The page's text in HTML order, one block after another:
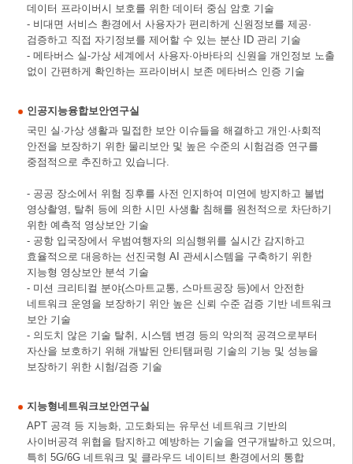
데이터 프라이버시 보호를 위한 데이터 중심 암호 기술
- 비대면 서비스 환경에서 사용자가 편리하게 신원정보를 제공·
검증하고 직접 자기정보를 제어할 수 있는 분산 ID 관리 기술
- 메타버스 실-가상 세계에서 사용자·아바타의 신원을 개인정보 노출
없이 간편하게 확인하는 프라이버시 보존 메타버스 인증 기술
인공지능융합보안연구실
국민 실·가상 생활과 밀접한 보안 이슈들을 해결하고 개인·사회적
안전을 보장하기 위한 물리보안 및 높은 수준의 시험검증 연구를
중점적으로 추진하고 있습니다.
- 공공 장소에서 위험 징후를 사전 인지하여 미연에 방지하고 불법
영상촬영, 탈취 등에 의한 시민 사생활 침해를 원천적으로 차단하기
위한 예측적 영상보안 기술
- 공항 입국장에서 우범여행자의 의심행위를 실시간 감지하고
효율적으로 대응하는 선진국형 AI 관세시스템을 구축하기 위한
지능형 영상보안 분석 기술
- 미션 크리티컬 분야(스마트교통, 스마트공장 등)에서 안전한
네트워크 운영을 보장하기 위안 높은 신뢰 수준 검증 기반 네트워크
보안 기술
- 의도치 않은 기술 탈취, 시스템 변경 등의 악의적 공격으로부터
자산을 보호하기 위해 개발된 안티탬퍼링 기술의 기능 및 성능을
보장하기 위한 시험/검증 기술
지능형네트워크보안연구실
APT 공격 등 지능화, 고도화되는 유무선 네트워크 기반의
사이버공격 위협을 탐지하고 예방하는 기술을 연구개발하고 있으며,
특히 5G/6G 네트워크 및 클라우드 네이티브 환경에서의 통합